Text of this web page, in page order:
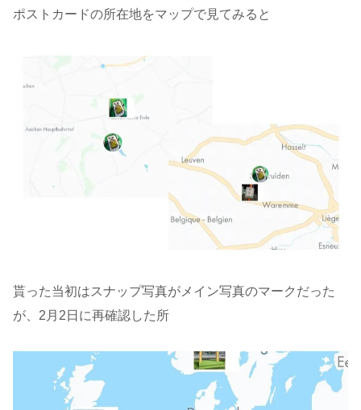
ポストカードの所在地をマップで見てみると
貰った当初はスナップ写真がメイン写真のマークだった
が、2月2日に再確認した所